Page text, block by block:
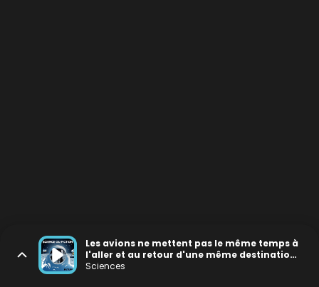
Les avions ne mettent pas le même temps à
l'aller et au retour d'une même destination,
vrai ou faux ?
Sciences